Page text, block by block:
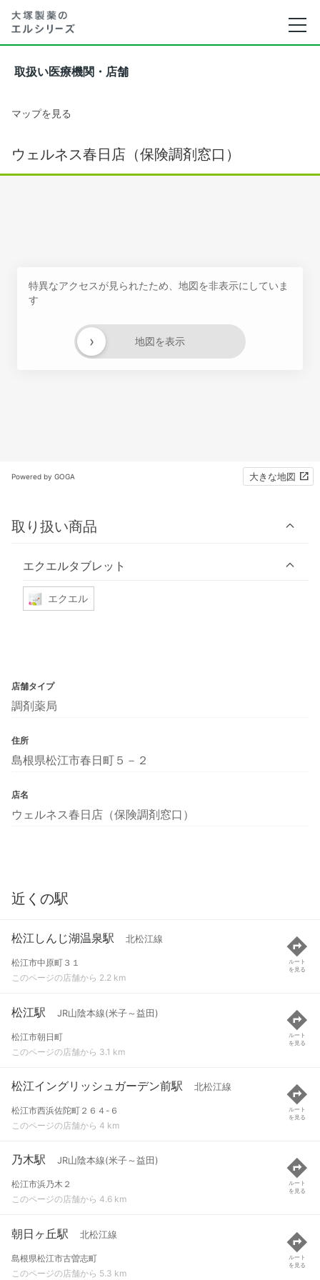
取扱い医療機関・店舗
マップを見る
ウェルネス春日店（保険調剤窓口）
特異なアクセスが見られたため、地図を非表示にしていま
す
地図を表示
›
Powered by GOGA 大きな地図
取り扱い商品
エクエルタブレット
エクエル
店舗タイプ
調剤薬局
住所
島根県松江市春日町５－２
店名
ウェルネス春日店（保険調剤窓口）
近くの駅
松江しんじ湖温泉駅 北松江線
松江市中原町３１
このページの店舗から 2.2 km
ルート
を見る
松江駅 JR山陰本線(米子～益田)
松江市朝日町
このページの店舗から 3.1 km
ルート
を見る
松江イングリッシュガーデン前駅 北松江線
松江市西浜佐陀町２６４-６
このページの店舗から 4 km
ルート
を見る
乃木駅 JR山陰本線(米子～益田)
松江市浜乃木２
このページの店舗から 4.6 km
ルート
を見る
朝日ヶ丘駅 北松江線
島根県松江市古曽志町
このページの店舗から 5.3 km
ルート
を見る